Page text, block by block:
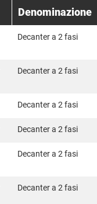
Denominazione
Decanter a 2 fasi
Decanter a 2 fasi
Decanter a 2 fasi
Decanter a 2 fasi
Decanter a 2 fasi
Decanter a 2 fasi